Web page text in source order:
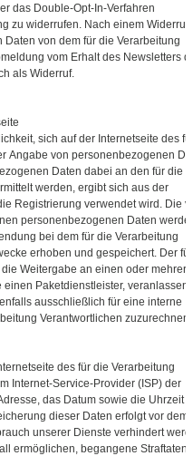
das Double-Opt-In-Verfahren
zu widerrufen. Nach einem Widerruf
von dem für die Verarbeitung
vom Erhalt des Newsletters
als Widerruf.
sich auf der Internetseite des
Angabe von personenbezogenen
Daten dabei an den für die
werden, ergibt sich aus der
Registrierung verwendet wird. Die
personenbezogenen Daten
bei dem für die Verarbeitung
erhoben und gespeichert. Der
Weitergabe an einen oder mehrere
Paketdienstleister,
ausschließlich für eine interne
Verantwortlichen zuzurechnen
des für die Verarbeitung
Internet-Service-Provider (ISP) der
das Datum sowie die Uhrzeit
dieser Daten erfolgt vor dem
unserer Dienste verhindert
ermöglichen, begangene Straftaten